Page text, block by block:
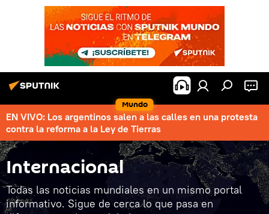
Mundo
EN VIVO: Los argentinos salen a las calles en una protesta
contra la reforma a la Ley de Tierras
Internacional
Todas las noticias mundiales en un mismo portal
informativo. Sigue de cerca lo que pasa en